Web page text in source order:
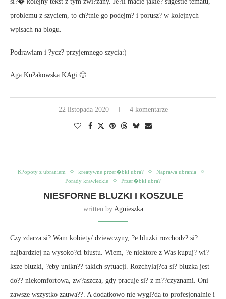
problemu z szyciem, to ch?tnie go podejm? i porusz? w kolejnych
wpisach na blogu.
Podrawiam i ?ycz? przyjemnego szycia:)
Aga Ku?akowska KAgi 🙂
22 listopada 2020 4 komentarze
K?opoty z ubraniem kreatywne przer�bki ubra?
Naprawa ubrania
Porady krawieckie
Przer�bki ubra?
NIESFORNE BLUZKI I KOSZULE
written by Agnieszka
Czy zdarza si? Wam kobiety/ dziewczyny, ?e bluzki rozchodz? si?
najbardziej na wysoko?ci biustu. Wiem, ?e niektore z Was kupuj? wi?
ksze bluzki, ?eby unikn?? takich sytuacji. Rozchylaj?ca si? bluzka jest
do?? niekomfortowa, zw?aszcza, gdy pracuje si? z m??czyznami. Oni
zawsze wszystko zauwa??. A dodatkowo nie wygl?da to profesjonalnie i